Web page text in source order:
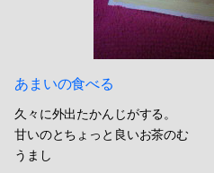
あまいの食べる
久々に外出たかんじがする。
甘いのとちょっと良いお茶のむ
うまし